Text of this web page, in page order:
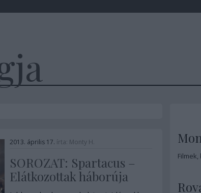
2013. április 17. írta: Monty H.
SOROZAT: Spartacus –
Elátkozottak háborúja